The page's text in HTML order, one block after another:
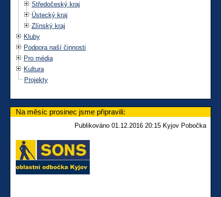
Středočeský kraj
Ústecký kraj
Zlínský kraj
Kluby
Podpora naší činnosti
Pro média
Kultura
Projekty
Na měsíc prosinec jsme připravili:
Publikováno 01.12.2016 20:15 Kyjov Pobočka